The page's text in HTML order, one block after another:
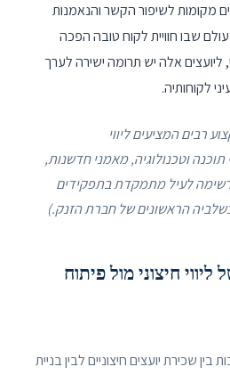
מקומות לשיפור הקשר והנאמנות
שבו חוויית לקוח טובה הפכה
ליועצים אלה יש תרומה ישירה לערך
לקוחותיה.
רבים המציעים ליווי
וטכנולוגיה, מאמני חדשנות,
לעיל מתמקדת בתפקידים
בשלביה הראשונים של חברת הזנק.)
ליווי חיצוני מול פיתוח
שכירת יועצים חיצוניים לבין בניית